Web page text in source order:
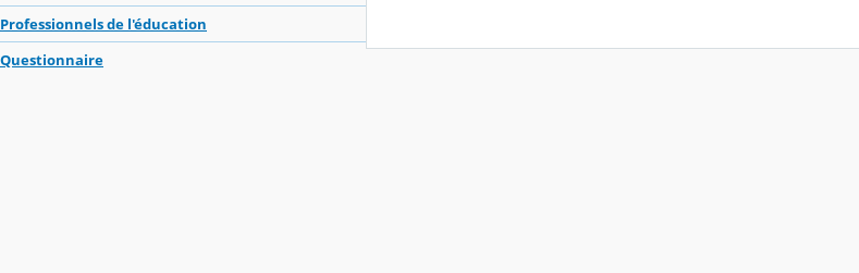
Professionnels de l'éducation
Questionnaire